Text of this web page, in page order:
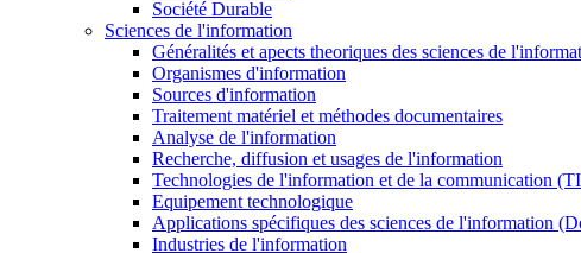
Société Durable
Sciences de l'information
Généralités et apects theoriques des sciences de
Organismes d'information
Sources d'information
Traitement matériel et méthodes documentaires
Analyse de l'information
Recherche, diffusion et usages de l'information
Technologies de l'information et de la communication
Equipement technologique
Applications spécifiques des sciences de l'information
Industries de l'information